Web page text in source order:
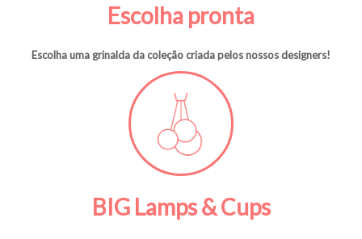
Escolha pronta
Escolha uma grinalda da coleção criada pelos nossos designers!
BIG Lamps & Cups